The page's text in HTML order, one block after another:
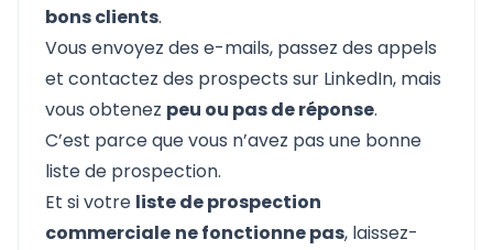
bons clients.
Vous envoyez des e-mails, passez des appels
et contactez des prospects sur LinkedIn, mais
vous obtenez peu ou pas de réponse.
C’est parce que vous n’avez pas une bonne
liste de prospection.
Et si votre liste de prospection
commerciale ne fonctionne pas, laissez-